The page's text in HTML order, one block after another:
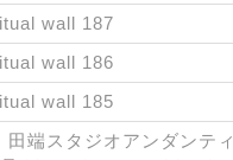
wall 187
wall 186
wall 185
端スタジオアンダンテ